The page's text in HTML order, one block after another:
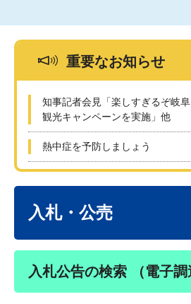
重要なお知らせ
知事記者会見「楽しすぎるぞ岐
観光キャンペーンを実施」他
熱中症を予防しましょう
入札・公売
入札公告の検索 （電子調